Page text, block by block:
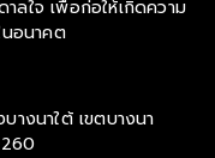
ลใจ เพื่อก่อให้เกิดความ
อนาคต
งนาใต้ เขตบางนา